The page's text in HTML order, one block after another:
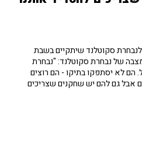
סקוטלנד שיתקיים בשבת
של נבחרת סקוטלנד: "נבחרת
הם לא יסתפקו בתיקו - הם רוצים
אבל גם להם יש שחקנים שצריכים